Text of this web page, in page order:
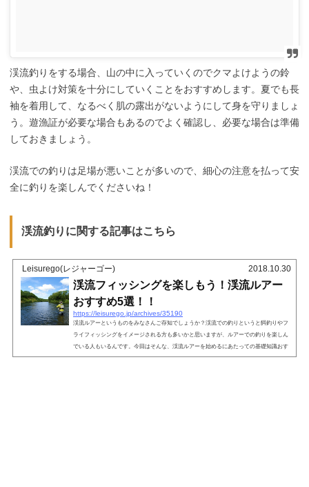
渓流釣りをする場合、山の中に入っていくのでクマよけようの鈴
や、虫よけ対策を十分にしていくことをおすすめします。夏でも長
袖を着用して、なるべく肌の露出がないようにして身を守りましょ
う。遊漁証が必要な場合もあるのでよく確認し、必要な場合は準備
しておきましょう。
渓流での釣りは足場が悪いことが多いので、細心の注意を払って安
全に釣りを楽しんでくださいね！
渓流釣りに関する記事はこちら
Leisurego(レジャーゴー) 2018.10.30
渓流フィッシングを楽しもう！渓流ルアー
おすすめ5選！！
https://leisurego.jp/archives/35190
渓流ルアーというものをみなさんご存知でしょうか？渓流での釣りというと餌釣りやフ
ライフィッシングをイメージされる方も多いかと思いますが、ルアーでの釣りを楽しん
でいる人もいるんです。今回はそんな、渓流ルアーを始めるにあたっての基礎知識おす
すめのルアーを紹介していきたいと思います。渓流ルアーの特徴渓流ルアーフィッシン